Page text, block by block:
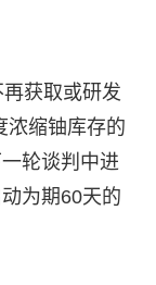
获取或研发
浓缩铀库存的
轮谈判中进
为期60天的